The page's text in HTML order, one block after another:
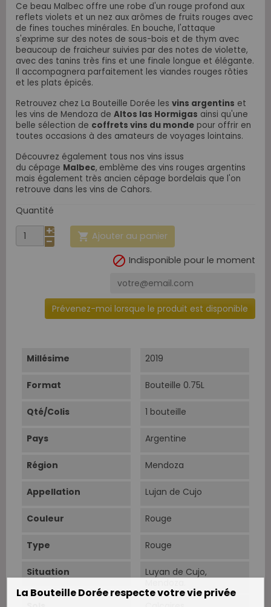
Ce beau Malbec offre une robe d'un rouge profond aux
reflets violets et un nez aux arômes de fruits rouges avec
de fines touches minérales. En bouche, l'attaque
s'exprime sur des notes de sous-bois et de thym avec
beaucoup de fraicheur suivies par des notes de violette,
avec des tanins très fins et une finale longue et élégante.
Il accompagnera parfaitement les viandes rouges rôties
et les plats épicés.
Retrouvez chez La Bouteille Dorée les vins argentins et
les vins de Mendoza de Altos las Hormigas ainsi qu'une
belle sélection de coffrets vins du monde pour offrir en
toutes occasions à des amateurs de voyages lointains.
Découvrez également tous nos vins issus
du cépage Malbec, emblème des vins rouges argentins
mais également très ancien cépage bordelais que l'on
retrouve dans les vins de Cahors.
Quantité
 Ajouter au panier
 Indisponible pour le moment
Prévenez-moi lorsque le produit est disponible
Millésime 2019
Format Bouteille 0.75L
Qté/Colis 1 bouteille
Pays Argentine
Région Mendoza
Appellation Lujan de Cujo
Couleur Rouge
Type Rouge
Situation
Luyan de Cujo,
La Bouteille Dorée respecte votre vie privée